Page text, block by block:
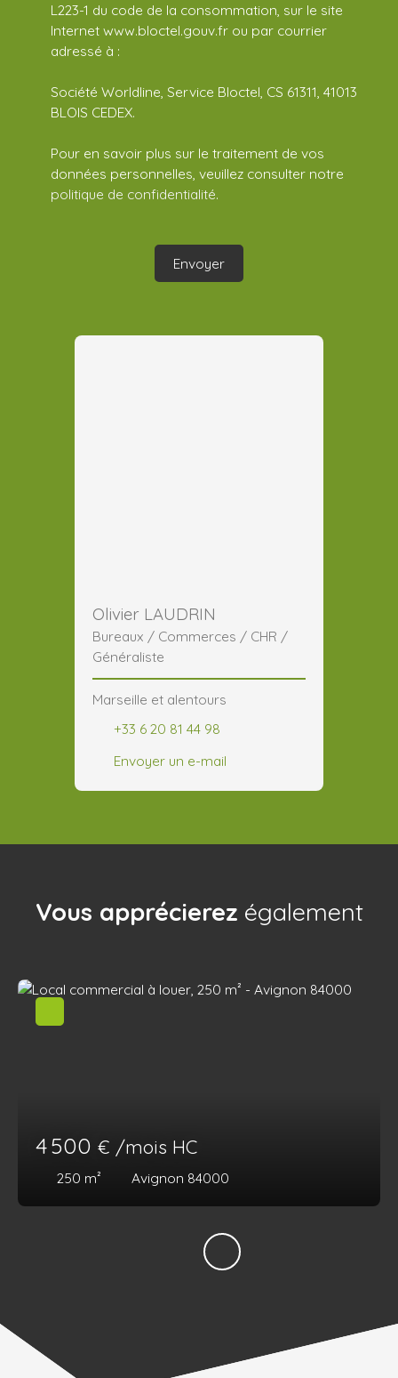
L223-1 du code de la consommation, sur le site
Internet www.bloctel.gouv.fr ou par courrier
adressé à :
Société Worldline, Service Bloctel, CS 61311, 41013
BLOIS CEDEX.
Pour en savoir plus sur le traitement de vos
données personnelles, veuillez consulter notre
politique de confidentialité.
Envoyer
Olivier LAUDRIN
Bureaux / Commerces / CHR /
Généraliste
Marseille et alentours
+33 6 20 81 44 98
Envoyer un e-mail
Vous apprécierez également
4 500 € /mois HC
250 m² Avignon 84000